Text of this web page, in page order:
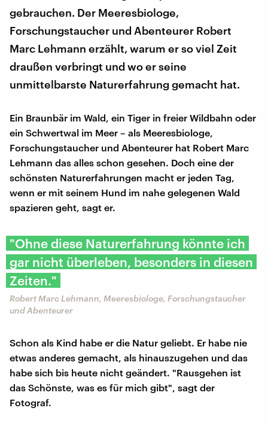
gebrauchen. Der Meeresbiologe,
Forschungstaucher und Abenteurer Robert
Marc Lehmann erzählt, warum er so viel Zeit
draußen verbringt und wo er seine
unmittelbarste Naturerfahrung gemacht hat.
Ein Braunbär im Wald, ein Tiger in freier Wildbahn oder
ein Schwertwal im Meer – als Meeresbiologe,
Forschungstaucher und Abenteurer hat Robert Marc
Lehmann das alles schon gesehen. Doch eine der
schönsten Naturerfahrungen macht er jeden Tag,
wenn er mit seinem Hund im nahe gelegenen Wald
spazieren geht, sagt er.
"Ohne diese Naturerfahrung könnte ich
gar nicht überleben, besonders in diesen
Zeiten."
Robert Marc Lehmann, Meeresbiologe, Forschungstaucher
und Abenteurer
Schon als Kind habe er die Natur geliebt. Er habe nie
etwas anderes gemacht, als hinauszugehen und das
habe sich bis heute nicht geändert. "Rausgehen ist
das Schönste, was es für mich gibt", sagt der
Fotograf.